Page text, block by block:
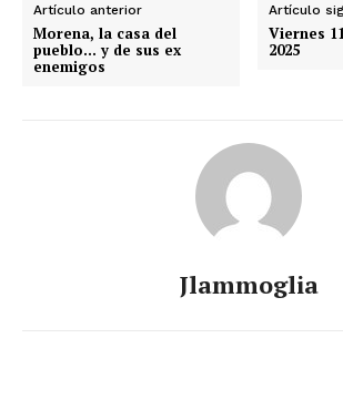
Artículo anterior
Morena, la casa del
pueblo… y de sus ex
enemigos
Artículo
Viernes
2025
Jlammoglia